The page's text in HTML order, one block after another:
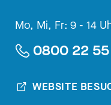
Mo, Mi, Fr: 9 - 14
0800 22
WEBSITE